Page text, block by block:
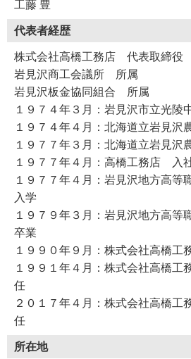
工藤 豊
代表者経歴
株式会社高橋工務店 代表取締役
岩見沢商工会議所 所属
岩見沢板金協同組合 所属
１９７４年３月：岩見沢市立光
１９７４年４月：北海道立岩見
１９７７年３月：北海道立岩見
１９７７年４月：高橋工務店 入
１９７７年４月：岩見沢地方高
入学
１９７９年３月：岩見沢地方高
卒業
１９９０年９月：株式会社高橋
１９９１年４月：株式会社高橋
任
２０１７年４月：株式会社高橋
任
所在地